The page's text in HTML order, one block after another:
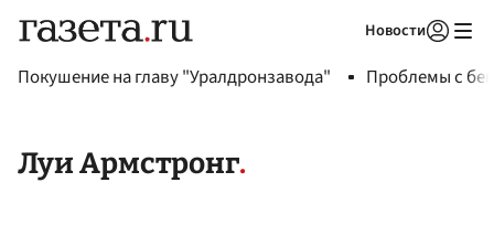
Новости
Покушение на главу "Уралдронзавода" Проблемы с
Луи Армстронг